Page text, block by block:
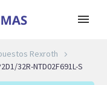
Rexroth
32R-NTD02F691L-S